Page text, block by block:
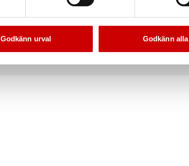
Godkänn urval Godkänn alla
Handdesinfektionsgel Skin Line